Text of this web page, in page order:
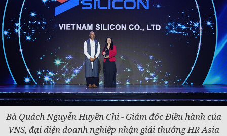
Bà Quách Nguyễn Huyền Chi - Giám đốc Điều hành của
VNS, đại diện doanh nghiệp nhận giải thưởng HR Asia